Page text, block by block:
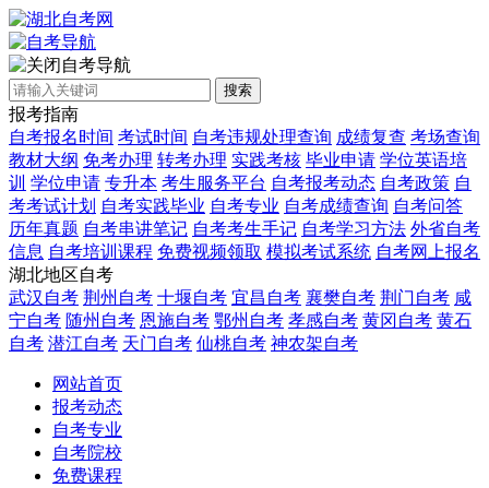
自考导航
搜索
报考指南
自考报名时间 考试时间 自考违规处理查询 成绩复查 考场查询
教材大纲 免考办理 转考办理 实践考核 毕业申请 学位英语培
训 学位申请 专升本 考生服务平台 自考报考动态 自考政策 自
考考试计划 自考实践毕业 自考专业 自考成绩查询 自考问答
历年真题 自考串讲笔记 自考考生手记 自考学习方法 外省自考
信息 自考培训课程 免费视频领取 模拟考试系统 自考网上报名
湖北地区自考
武汉自考 荆州自考 十堰自考 宜昌自考 襄樊自考 荆门自考 咸
宁自考 随州自考 恩施自考 鄂州自考 孝感自考 黄冈自考 黄石
自考 潜江自考 天门自考 仙桃自考 神农架自考
网站首页
报考动态
自考专业
自考院校
免费课程